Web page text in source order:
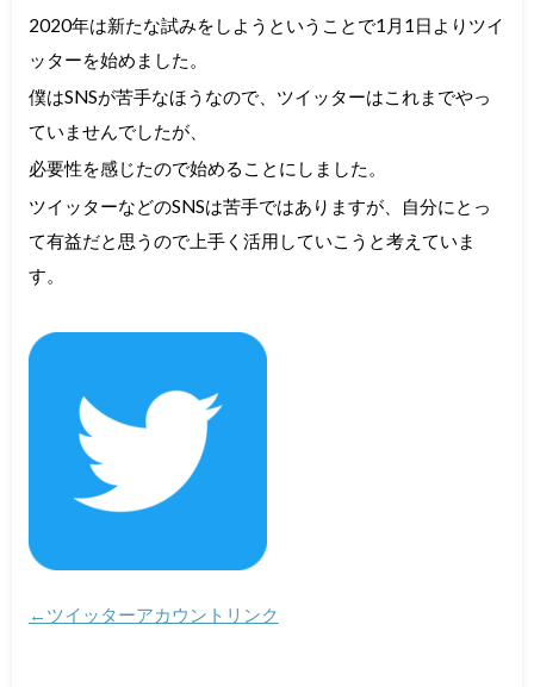
2020年は新たな試みをしようということで1月1日よりツイ
ッターを始めました。
僕はSNSが苦手なほうなので、ツイッターはこれまでやっ
ていませんでしたが、
必要性を感じたので始めることにしました。
ツイッターなどのSNSは苦手ではありますが、自分にとっ
て有益だと思うので上手く活用していこうと考えていま
す。
←ツイッターアカウントリンク